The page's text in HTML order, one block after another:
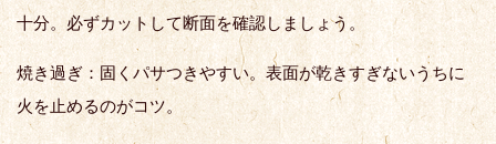
十分。必ずカットして断面を確認しましょう。
焼き過ぎ：固くパサつきやすい。表面が乾きすぎないうちに
火を止めるのがコツ。